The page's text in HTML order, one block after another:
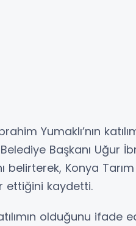
Yumaklı’nın
Başkanı Uğur
belirterek, Konya
ettiğini kaydetti.
olduğunu ifade